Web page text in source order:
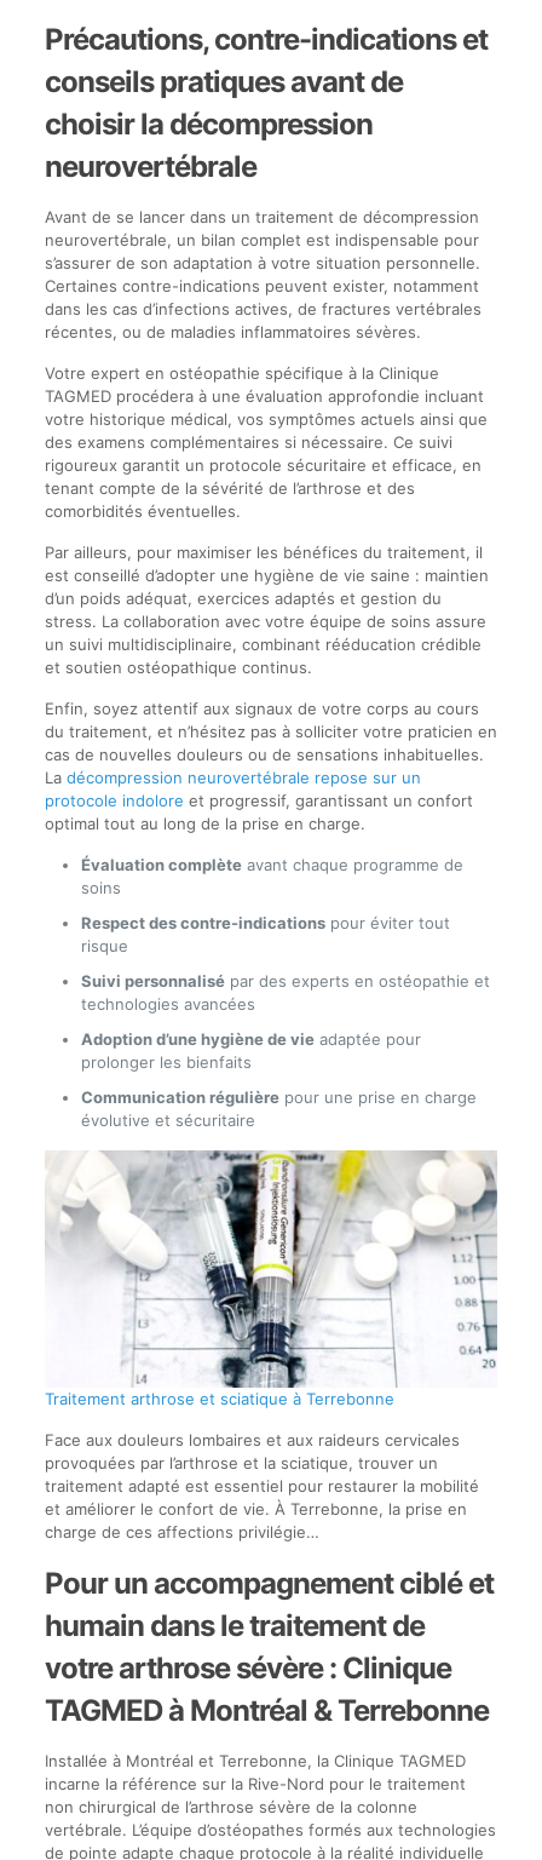
Précautions, contre-indications et
conseils pratiques avant de
choisir la décompression
neurovertébrale
Avant de se lancer dans un traitement de décompression
neurovertébrale, un bilan complet est indispensable pour
s’assurer de son adaptation à votre situation personnelle.
Certaines contre-indications peuvent exister, notamment
dans les cas d’infections actives, de fractures vertébrales
récentes, ou de maladies inflammatoires sévères.
Votre expert en ostéopathie spécifique à la Clinique
TAGMED procédera à une évaluation approfondie incluant
votre historique médical, vos symptômes actuels ainsi que
des examens complémentaires si nécessaire. Ce suivi
rigoureux garantit un protocole sécuritaire et efficace, en
tenant compte de la sévérité de l’arthrose et des
comorbidités éventuelles.
Par ailleurs, pour maximiser les bénéfices du traitement, il
est conseillé d’adopter une hygiène de vie saine : maintien
d’un poids adéquat, exercices adaptés et gestion du
stress. La collaboration avec votre équipe de soins assure
un suivi multidisciplinaire, combinant rééducation crédible
et soutien ostéopathique continus.
Enfin, soyez attentif aux signaux de votre corps au cours
du traitement, et n’hésitez pas à solliciter votre praticien en
cas de nouvelles douleurs ou de sensations inhabituelles.
La décompression neurovertébrale repose sur un
protocole indolore et progressif, garantissant un confort
optimal tout au long de la prise en charge.
Évaluation complèteavant chaque programme de
soins
Respect des contre-indicationspour éviter tout
risque
Suivi personnalisépar des experts en ostéopathie et
technologies avancées
Adoption d’une hygiène de vieadaptée pour
prolonger les bienfaits
Communication régulièrepour une prise en charge
évolutive et sécuritaire
Traitement arthrose et sciatique à Terrebonne
Face aux douleurs lombaires et aux raideurs cervicales
provoquées par l’arthrose et la sciatique, trouver un
traitement adapté est essentiel pour restaurer la mobilité
et améliorer le confort de vie. À Terrebonne, la prise en
charge de ces affections privilégie…
Pour un accompagnement ciblé et
humain dans le traitement de
votre arthrose sévère : Clinique
TAGMED à Montréal & Terrebonne
Installée à Montréal et Terrebonne, la Clinique TAGMED
incarne la référence sur la Rive-Nord pour le traitement
non chirurgical de l’arthrose sévère de la colonne
vertébrale. L’équipe d’ostéopathes formés aux technologies
de pointe adapte chaque protocole à la réalité individuelle